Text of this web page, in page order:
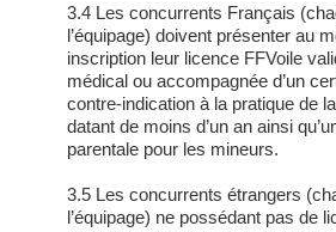
3.4 Les concurrents Français
l’équipage) doivent présenter au
inscription leur licence FFVoile
médical ou accompagnée d’un
contre-indication à la pratique de
datant de moins d’un an ainsi
parentale pour les mineurs.
3.5 Les concurrents étrangers
l’équipage) ne possédant pas de